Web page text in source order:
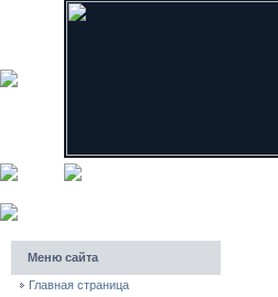
Меню сайта
Главная страница